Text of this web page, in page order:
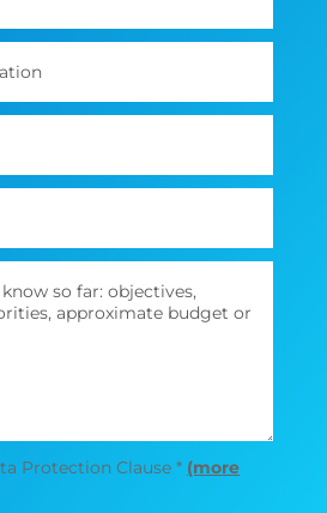
Protection Clause * (more